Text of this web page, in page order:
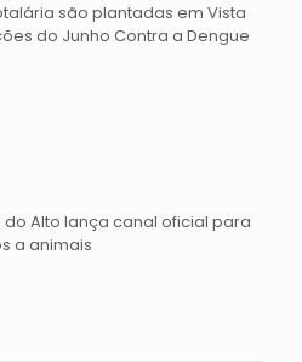
são plantadas em Vista
do Junho Contra a Dengue
Alto lança canal oficial para
a animais